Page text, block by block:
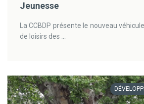
Jeunesse
La CCBDP présente le nouveau
de loisirs des ...